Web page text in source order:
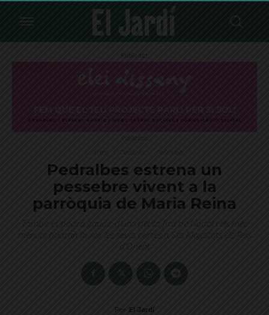
Publicitat
Publicitat
Pedralbes estrena un
pessebre vivent a la
parròquia de Maria Reina
També es podrà gaudir d’una petita fira de Nadal i els més
menuts podran lliurar les seves cartes a Ses Majestats els Reis
d’Orient
Per El Jardí